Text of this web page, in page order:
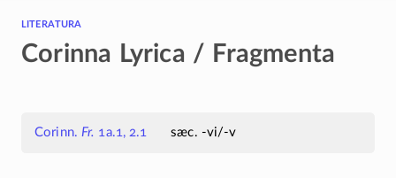
literatura
Corinna Lyrica / Fragmenta
Corinn. Fr. 1a.1, 2.1 sæc. -vi/-v